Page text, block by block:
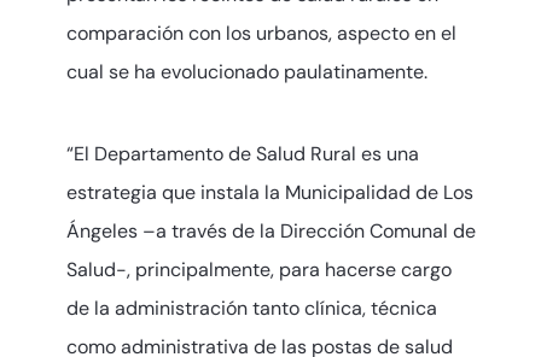
comparación con los urbanos, aspecto en el
cual se ha evolucionado paulatinamente.
“El Departamento de Salud Rural es una
estrategia que instala la Municipalidad de Los
Ángeles –a través de la Dirección Comunal de
Salud-, principalmente, para hacerse cargo
de la administración tanto clínica, técnica
como administrativa de las postas de salud